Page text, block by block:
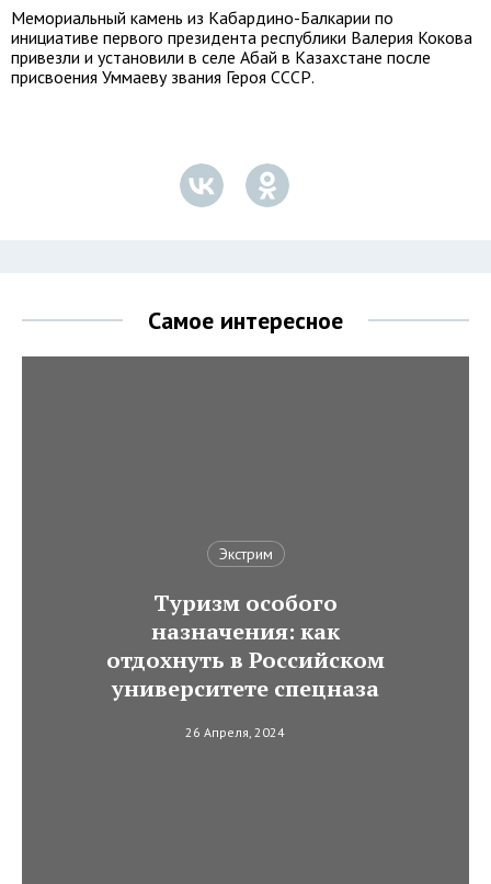
Мемориальный камень из Кабардино-Балкарии по
инициативе первого президента республики Валерия Кокова
привезли и установили в селе Абай в Казахстане после
присвоения Уммаеву звания Героя СССР.
Самое интересное
Экстрим
Туризм особого
назначения: как
отдохнуть в Российском
университете спецназа
26 Апреля, 2024